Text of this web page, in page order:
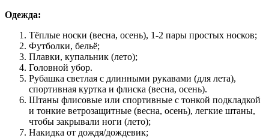
Одежда:
Тёплые носки (весна, осень), 1-2 пары простых носков;
Футболки, бельё;
Плавки, купальник (лето);
Головной убор.
Рубашка светлая с длинными рукавами (для лета),
спортивная куртка и флиска (весна, осень).
Штаны флисовые или спортивные с тонкой подкладкой
и тонкие ветрозащитные (весна, осень), легкие штаны,
чтобы закрывали ноги (лето);
Накидка от дождя/дождевик;